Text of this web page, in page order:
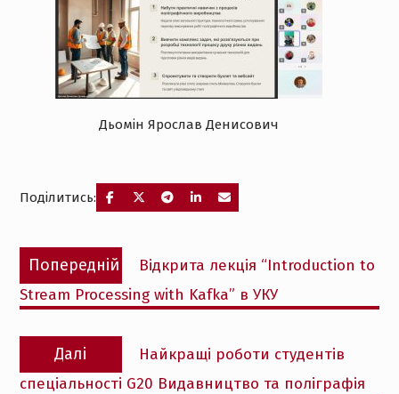
Дьомін Ярослав Денисович
Поділитись:
Навігація
записів
Попередній
Попередній
запис:
Відкрита лекція “Introduction to
Stream Processing with Kafka” в УКУ
Далі
Наступний
запис:
Найкращі роботи студентів
спеціальності G20 Видавництво та поліграфія